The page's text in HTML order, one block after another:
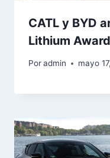
CATL y BYD
Lithium
Poradmin mayo